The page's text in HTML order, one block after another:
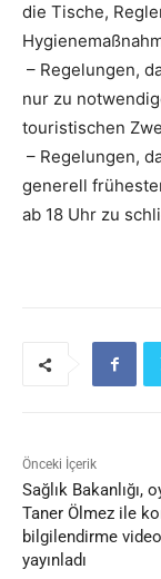
die Tische,
– Regelungen,
nur zu
touristischen
– Regelungen,
generell
ab 18 Uhr zu
Önceki İçerik
Sağlık Bakanlığı,
Taner Ölmez ile
bilgilendirme
yayınladı